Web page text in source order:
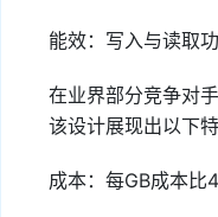
能效：写入与读取
在业界部分竞争对
该设计展现出以下特
成本：每GB成本比